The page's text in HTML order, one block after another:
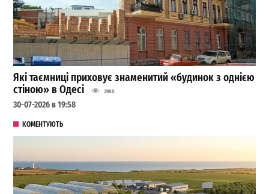
Які таємниці приховує знаменитий «будинок з однією
стіною» в Одесі
3980
30-07-2026 в 19:58
КОМЕНТУЮТЬ